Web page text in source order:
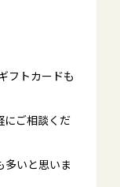
フトカードも
にご相談くだ
多いと思いま